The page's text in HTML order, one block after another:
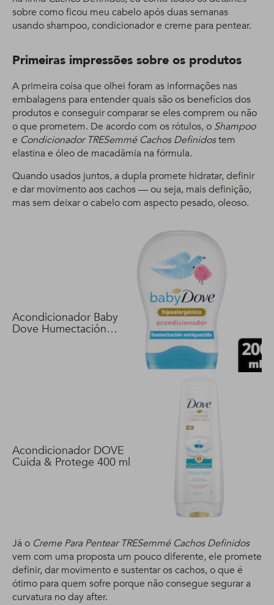
sobre como ficou meu cabelo após duas semanas
usando shampoo, condicionador e creme para pentear.
Primeiras impressões sobre os produtos
A primeira coisa que olhei foram as informações nas
embalagens para entender quais são os benefícios dos
produtos e conseguir comparar se eles comprem ou não
o que prometem. De acordo com os rótulos, o Shampoo
e Condicionador TRESemmé Cachos Definidostem
elastina e óleo de macadâmia na fórmula.
Quando usados juntos, a dupla promete hidratar, definir
e dar movimento aos cachos — ou seja, mais definição,
mas sem deixar o cabelo com aspecto pesado, oleoso.
Acondicionador Baby
Dove Humectación
Acondicionador DOVE
Cuida & Protege 400 ml
Já o Creme Para Pentear TRESemmé Cachos Definidos
vem com uma proposta um pouco diferente, ele promete
definir, dar movimento e sustentar os cachos, o que é
ótimo para quem sofre porque não consegue segurar a
curvatura no day after.